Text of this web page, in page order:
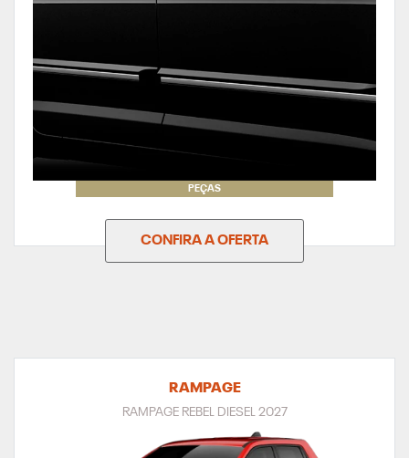
PEÇAS
CONFIRA A OFERTA
RAMPAGE
RAMPAGE REBEL DIESEL 2027